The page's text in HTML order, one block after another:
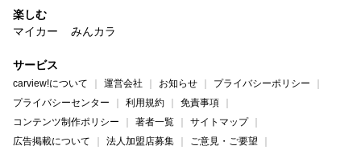
楽しむ
マイカー
みんカラ
サービス
carview!について 運営会社 お知らせ
プライバシーポリシー
プライバシーセンター
利用規約
免責事項
コンテンツ制作ポリシー
著者一覧
サイトマップ
広告掲載について
法人加盟店募集
ご意見・ご要望